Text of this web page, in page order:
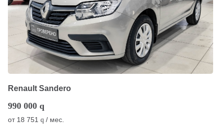
Renault Sandero
990 000 q
от 18 751 q / мес.